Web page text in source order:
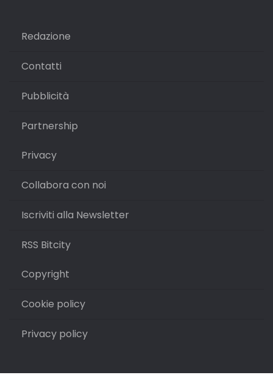
Redazione
Contatti
Pubblicità
Partnership
Privacy
Collabora con noi
Iscriviti alla Newsletter
RSS Bitcity
Copyright
Cookie policy
Privacy policy